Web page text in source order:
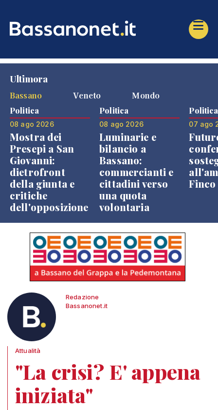
Ultimora
Bassano
Veneto Mondo
Politica
08 ago 2026
Mostra dei
Presepi a San
Giovanni:
dietrofront
della giunta e
critiche
dell'opposizione
Politica
08 ago 2026
Luminarie e
bilancio a
Bassano:
commercianti e
cittadini verso
una quota
volontaria
Politica
07 ago
Finco
Redazione
Bassanonet.it
Attualità
"La crisi? E' appena
iniziata"